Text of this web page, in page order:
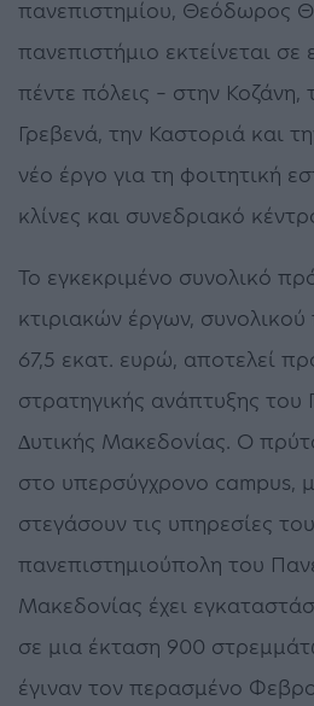
πανεπιστηµίου, Θεόδωρος
πανεπιστήµιο εκτείνεται σε
πέντε πόλεις – στην
Γρεβενά, την Καστοριά και
νέο έργο για τη φοιτητική
κλίνες και συνεδριακό
Το εγκεκριµένο συνολικό
κτιριακών έργων,
67,5 εκατ. ευρώ, αποτελεί
στρατηγικής ανάπτυξης του
∆υτικής Μακεδονίας. Ο
στο υπερσύγχρονο campus,
στεγάσουν τις υπηρεσίες
πανεπιστηµιούπολη του
Μακεδονίας έχει
σε µια έκταση 900
έγιναν τον περασµένο